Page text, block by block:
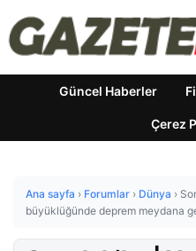
Güncel Haberler
Çerez
Ana sayfa › Forumlar › Dünya ›
büyüklüğünde deprem meydana